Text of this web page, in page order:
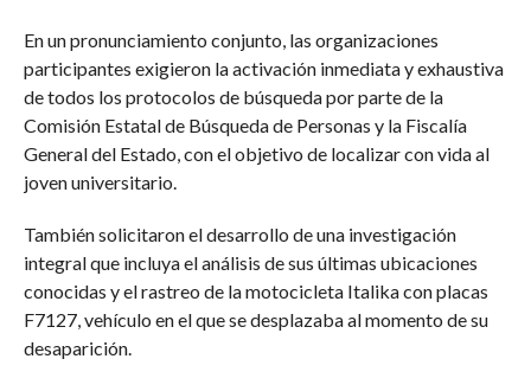
En un pronunciamiento conjunto, las organizaciones
participantes exigieron la activación inmediata y exhaustiva
de todos los protocolos de búsqueda por parte de la
Comisión Estatal de Búsqueda de Personas y la Fiscalía
General del Estado, con el objetivo de localizar con vida al
joven universitario.
También solicitaron el desarrollo de una investigación
integral que incluya el análisis de sus últimas ubicaciones
conocidas y el rastreo de la motocicleta Italika con placas
F7127, vehículo en el que se desplazaba al momento de su
desaparición.